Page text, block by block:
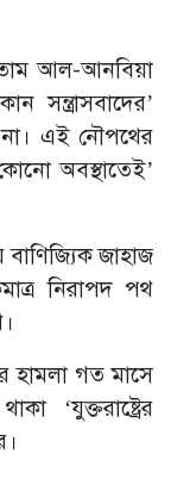
আল-আনবিয়া
সন্ত্রাসবাদের’
এই নৌপথের
অবস্থাতেই’
জাহাজ
নিরাপদ পথ
হামলা গত মাসে
‘যুক্তরাষ্ট্রের